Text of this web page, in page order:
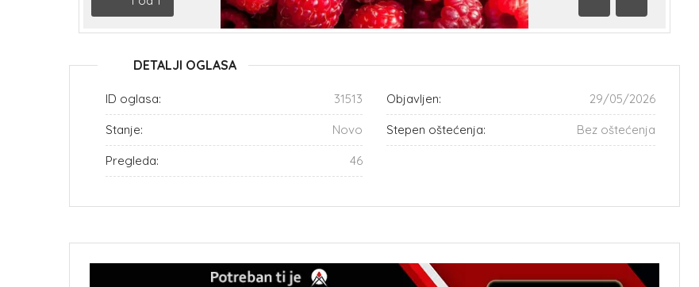
Prethodna
Sledeća
DETALJI OGLASA
ID oglasa: 31513 Objavljen: 29/05/2026
Stanje: Novo Stepen oštećenja: Bez oštećenja
Pregleda: 46